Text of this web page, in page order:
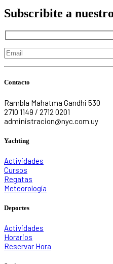
Subscribite a
Contacto
Rambla Mahatma Gandhi 530
2710 1149 / 2712 0201
administracion@nyc.com.uy
Yachting
Actividades
Cursos
Regatas
Meteorología
Deportes
Actividades
Horarios
Reservar Hora